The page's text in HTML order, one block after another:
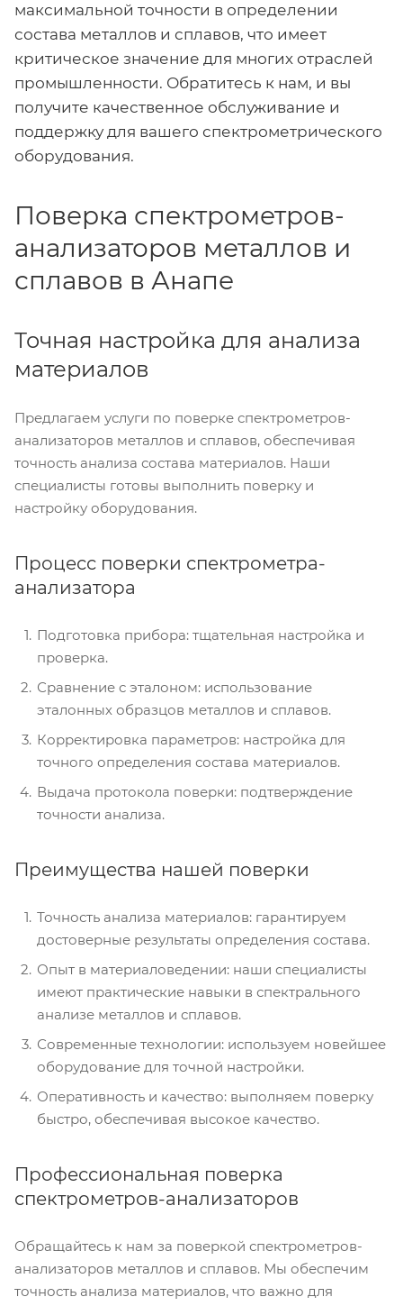
максимальной точности в определении
состава металлов и сплавов, что имеет
критическое значение для многих отраслей
промышленности. Обратитесь к нам, и вы
получите качественное обслуживание и
поддержку для вашего спектрометрического
оборудования.
Поверка спектрометров-
анализаторов металлов и
сплавов в Анапе
Точная настройка для анализа
материалов
Предлагаем услуги по поверке спектрометров-
анализаторов металлов и сплавов, обеспечивая
точность анализа состава материалов. Наши
специалисты готовы выполнить поверку и
настройку оборудования.
Процесс поверки спектрометра-
анализатора
Подготовка прибора: тщательная настройка и
проверка.
Сравнение с эталоном: использование
эталонных образцов металлов и сплавов.
Корректировка параметров: настройка для
точного определения состава материалов.
Выдача протокола поверки: подтверждение
точности анализа.
Преимущества нашей поверки
Точность анализа материалов: гарантируем
достоверные результаты определения состава.
Опыт в материаловедении: наши специалисты
имеют практические навыки в спектрального
анализе металлов и сплавов.
Современные технологии: используем новейшее
оборудование для точной настройки.
Оперативность и качество: выполняем поверку
быстро, обеспечивая высокое качество.
Профессиональная поверка
спектрометров-анализаторов
Обращайтесь к нам за поверкой спектрометров-
анализаторов металлов и сплавов. Мы обеспечим
точность анализа материалов, что важно для